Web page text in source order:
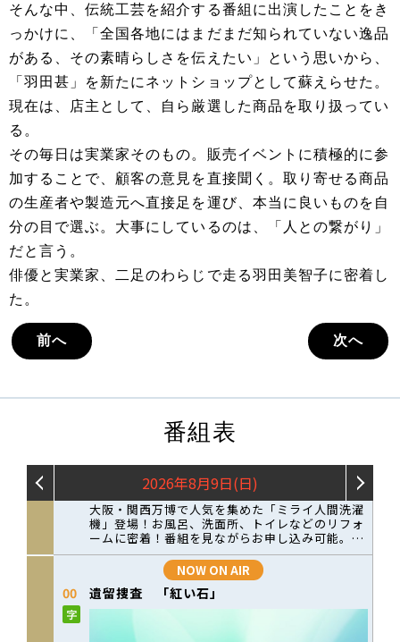
そんな中、伝統工芸を紹介する番組に出演したことをき
っかけに、「全国各地にはまだまだ知られていない逸品
がある、その素晴らしさを伝えたい」という思いから、
「羽田甚」を新たにネットショップとして蘇えらせた。
現在は、店主として、自ら厳選した商品を取り扱ってい
る。
その毎日は実業家そのもの。販売イベントに積極的に参
加することで、顧客の意見を直接聞く。取り寄せる商品
の生産者や製造元へ直接足を運び、本当に良いものを自
分の目で選ぶ。大事にしているのは、「人との繋がり」
だと言う。
俳優と実業家、二足のわらじで走る羽田美智子に密着し
た。
前へ 次へ
番組表